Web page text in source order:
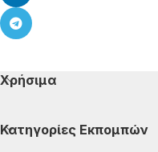
Χρήσιμα
Κατηγορίες Εκπομπών